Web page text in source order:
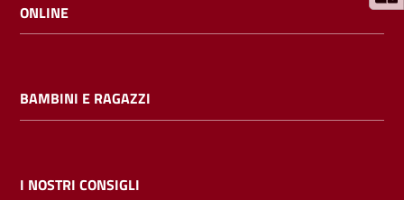
Cerca nei
cataloghi
Chiedi al
ONLINE
BAMBINI E RAGAZZI
I NOSTRI CONSIGLI